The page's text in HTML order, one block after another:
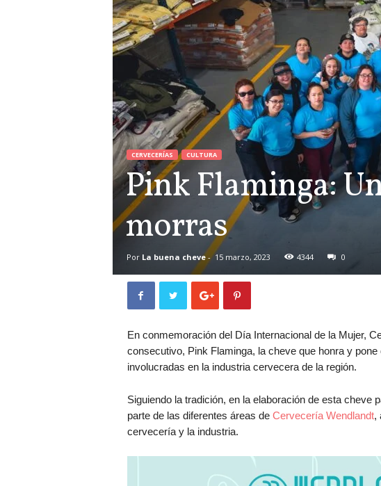
CERVECERÍAS CULTURA
Pink Flaminga:
morras
Por La buena cheve- 15 marzo, 2023 4344 0
En conmemoración del Día Internacional de la Mujer,
consecutivo, Pink Flaminga, la cheve que honra y
involucradas en la industria cervecera de la región.
Siguiendo la tradición, en la elaboración de esta cheve
parte de las diferentes áreas de Cervecería Wendlandt,
cervecería y la industria.